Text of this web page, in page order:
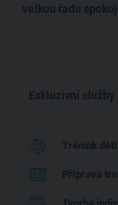
- stojky, chůze po
- zlepšení flexibility
- specifický
Tréninky pro
Naše tréninkové
velkou řadu
Exkluzivní služby
Trénink dětí
Příprava